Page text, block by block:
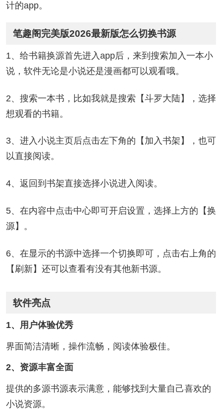
计的app。
笔趣阁完美版2026最新版怎么切换书源
1、给书籍换源首先进入app后，来到搜索加入一本小
说，软件无论是小说还是漫画都可以观看哦。
2、搜索一本书，比如我就是搜索【斗罗大陆】，选择
想观看的书籍。
3、进入小说主页后点击左下角的【加入书架】，也可
以直接阅读。
4、返回到书架直接选择小说进入阅读。
5、在内容中点击中心即可开启设置，选择上方的【换
源】。
6、在显示的书源中选择一个切换即可，点击右上角的
【刷新】还可以查看有没有其他新书源。
软件亮点
1、用户体验优秀
界面简洁清晰，操作流畅，阅读体验极佳。
2、资源丰富全面
提供的多源书源表示满意，能够找到大量自己喜欢的
小说资源。